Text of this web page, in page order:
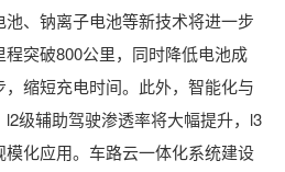
、钠离子电池等新技术将进一步
突破800公里，同时降低电池成
缩短充电时间。此外，智能化与
级辅助驾驶渗透率将大幅提升，l3
化应用。车路云一体化系统建设